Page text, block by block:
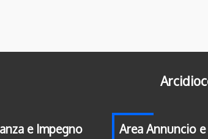
e Impegno
Area Annuncio